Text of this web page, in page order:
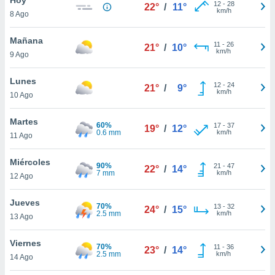
en
más
nuestra
de
cookies
aceptar
8 Ago
22° / 11° 12- 28
km/h
Mañana
9 Ago
21° / 10° 11 - 26
km/h
Lunes
10 Ago
21° / 9° 12- 24
km/h
Martes
11 Ago
60%
0.6 mm
19° / 12° 17- 37
km/h
Miércoles
12 Ago
90%
7 mm
22° / 14° 21 - 47
km/h
Jueves
13 Ago
70%
2.5 mm
24° / 15° 13- 32
km/h
Viernes
14 Ago
70%
2.5 mm
23° / 14° 11 - 36
km/h